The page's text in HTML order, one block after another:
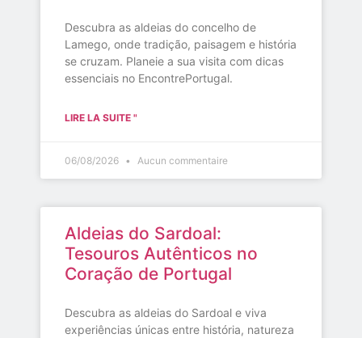
Descubra as aldeias do concelho de
Lamego, onde tradição, paisagem e história
se cruzam. Planeie a sua visita com dicas
essenciais no EncontrePortugal.
LIRE LA SUITE "
06/08/2026 Aucun commentaire
Aldeias do Sardoal:
Tesouros Autênticos no
Coração de Portugal
Descubra as aldeias do Sardoal e viva
experiências únicas entre história, natureza